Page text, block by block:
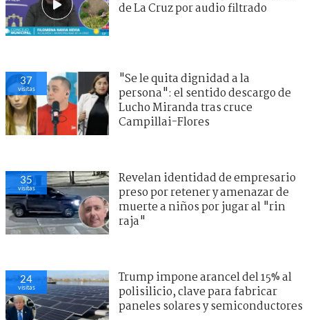
de La Cruz por audio filtrado
37
visitas
"Se le quita dignidad a la
persona": el sentido descargo de
Lucho Miranda tras cruce
Campillai-Flores
35
visitas
Revelan identidad de empresario
preso por retener y amenazar de
muerte a niños por jugar al "rin
raja"
24
visitas
Trump impone arancel del 15% al
polisilicio, clave para fabricar
paneles solares y semiconductores